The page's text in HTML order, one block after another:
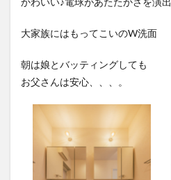
大家族にはもってこいのW洗面
朝は娘とバッティングしても
お父さんは安心、、、。